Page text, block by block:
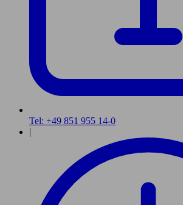
Tel: +49 851 955 14-0
|